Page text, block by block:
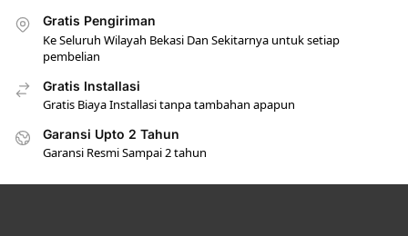
Gratis Pengiriman
Ke Seluruh Wilayah Bekasi Dan Sekitarnya untuk setiap
pembelian
Gratis Installasi
Gratis Biaya Installasi tanpa tambahan apapun
Garansi Upto 2 Tahun
Garansi Resmi Sampai 2 tahun